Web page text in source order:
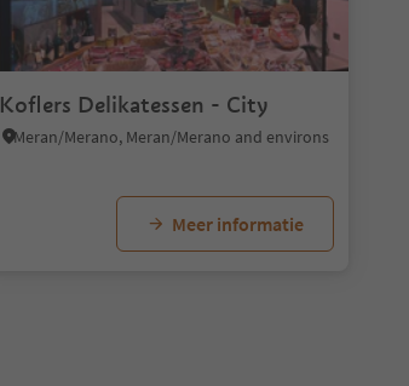
Koflers Delikatessen - City
Meran/Merano, Meran/Merano and environs
Meer informatie